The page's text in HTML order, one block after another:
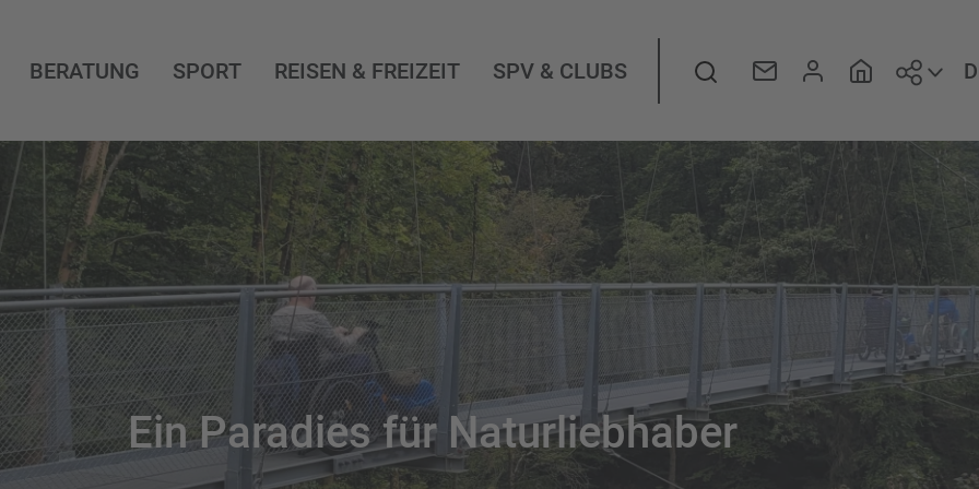
BERATUNG SPORT REISEN & FREIZEIT SPV & CLUBS Suche
Ein Paradies für Naturliebhaber